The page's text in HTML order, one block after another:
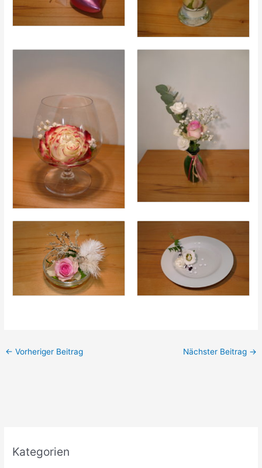
← Vorheriger Beitrag Nächster Beitrag →
Kategorien